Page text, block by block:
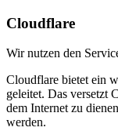
Cloudflare
Wir nutzen den
Cloudflare bietet ein
geleitet. Das versetzt
dem Internet zu
werden.